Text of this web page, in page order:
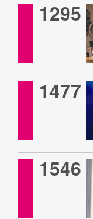
1295
1477
1546